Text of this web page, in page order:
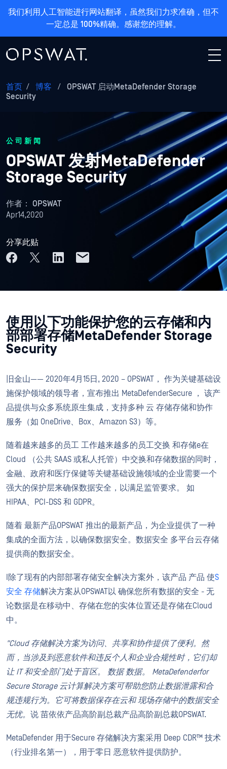
我们利用人工智能进行网站翻译，虽然我们力求准确，但不
一定总是 100%精确。感谢您的理解。
首页 / 博客 /
OPSWAT 启动MetaDefender Storage
Security
公司新闻
OPSWAT 发射MetaDefender
Storage Security
作者： OPSWAT
Apr14,2020
分享此贴
使用以下功能保护您的云存储和内
部部署存储MetaDefender Storage
Security
旧金山—— 2020年4月15日 , 2020 – OPSWAT ， 作为关键基础设
施保护领域的领导者，宣布推出 MetaDefenderSecure ，
该产
品提供与众多系统原生集成，支持多种 云 存储存储和协作
服务（如 OneDrive、Box、Amazon S3） 等。
随着越来越多的员工 工作越来越多的员工交换 和存储e在
Cloud （公共 SAAS 或私人托管）中交换和存储数据的同时，
金融、政府和医疗保健等关键基础设施领域的企业需要一个
强大的保护层来确保数据安全，以满足监管要求。 如
HIPAA、PCI-DSS 和 GDPR。
随着 最新产品OPSWAT 推出的最新产品，为企业提供了一种
集成的全面方法，以确保数据安全。 数据安全 多平台云存储
提供商的数据安全。
除了现有的内部部署存储安全解决方案外，该产品 产品 使S
安全 存储解决方案从OPSWAT以 确保您所有数据的安全 - 无
论数据是在移动中、存储在您的实体位置还是存储在Cloud
中。
"Cloud 存储解决方案为访问、共享和协作提供了便利。然
而，当涉及到恶意软件和违反个人和企业合规性时，它们却
让 IT 和安全部门处于盲区。 数据数据。 MetaDefenderfor
Secure Storage 云计算解决方案可帮助您防止数据泄露和合
规违规行为。它可将数据保存在云和现场存储中的数据安全
无忧。 说 苗依依产品高阶副总裁产品高阶副总裁OPSWAT.
MetaDefender 用于Secure 存储解决方案采用 Deep CDR™ 技术
（行业排名第一），用于零日 恶意软件提供防护。